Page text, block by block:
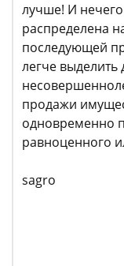
лучше! И
распределена
последующей
легче
продажи
одновременно
равноценного
sagro